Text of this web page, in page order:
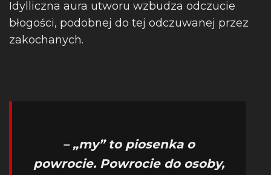
Idylliczna aura utworu wzbudza odczucie
błogości, podobnej do tej odczuwanej przez
zakochanych.
– „my” to piosenka o
powrocie. Powrocie do osoby,